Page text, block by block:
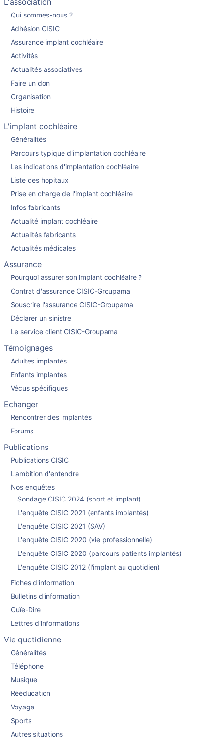
L'association
Qui sommes-nous ?
Adhésion CISIC
Assurance implant cochléaire
Activités
Actualités associatives
Faire un don
Organisation
Histoire
L'implant cochléaire
Généralités
Parcours typique d'implantation cochléaire
Les indications d'implantation cochléaire
Liste des hopitaux
Prise en charge de l'implant cochléaire
Infos fabricants
Actualité implant cochléaire
Actualités fabricants
Actualités médicales
Assurance
Pourquoi assurer son implant cochléaire ?
Contrat d'assurance CISIC-Groupama
Souscrire l'assurance CISIC-Groupama
Déclarer un sinistre
Le service client CISIC-Groupama
Témoignages
Adultes implantés
Enfants implantés
Vécus spécifiques
Echanger
Rencontrer des implantés
Forums
Publications
Publications CISIC
L'ambition d'entendre
Nos enquêtes
Sondage CISIC 2024 (sport et implant)
L'enquête CISIC 2021 (enfants implantés)
L'enquête CISIC 2021 (SAV)
L'enquête CISIC 2020 (vie professionnelle)
L'enquête CISIC 2020 (parcours patients implantés)
L'enquête CISIC 2012 (l'implant au quotidien)
Fiches d'information
Bulletins d'information
Ouïe-Dire
Lettres d'informations
Vie quotidienne
Généralités
Téléphone
Musique
Rééducation
Voyage
Sports
Autres situations